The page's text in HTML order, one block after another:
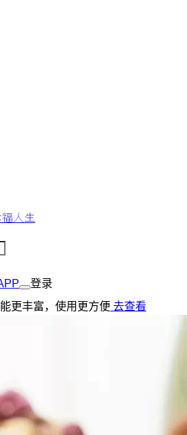
人生
登录
更丰富，使用更方便 去查看